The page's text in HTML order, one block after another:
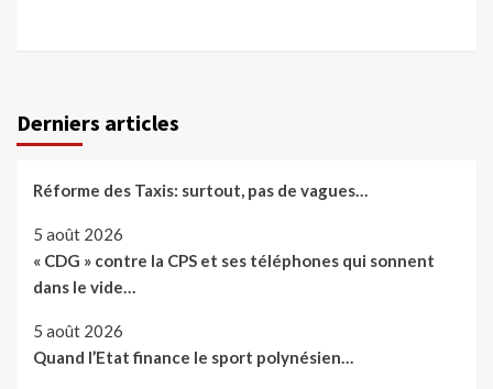
Derniers articles
Réforme des Taxis: surtout, pas de vagues…
5 août 2026
« CDG » contre la CPS et ses téléphones qui sonnent
dans le vide…
5 août 2026
Quand l’Etat finance le sport polynésien…